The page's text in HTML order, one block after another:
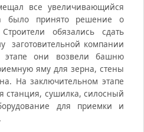
все увеличивающийся
было принято решение о
обязались сдать
заготовительной компании
они возвели башню
яму для зерна, стены
На заключительном этапе
станция, сушилка, силосный
для приемки и